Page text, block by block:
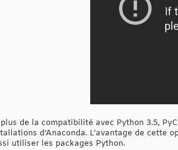
plus de la compatibilité avec Python 3.5,
d’Anaconda. L’avantage de cette
utiliser les packages Python.